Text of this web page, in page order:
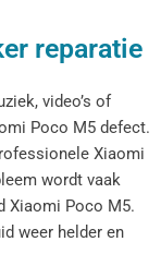
reparatie
video’s of
Poco M5 defect.
Xiaomi
wordt vaak
Xiaomi Poco M5.
weer helder en